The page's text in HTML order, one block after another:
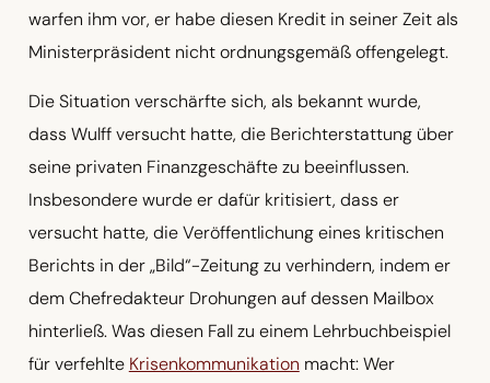
warfen ihm vor, er habe diesen Kredit in seiner Zeit als
Ministerpräsident nicht ordnungsgemäß offengelegt.
Die Situation verschärfte sich, als bekannt wurde,
dass Wulff versucht hatte, die Berichterstattung über
seine privaten Finanzgeschäfte zu beeinflussen.
Insbesondere wurde er dafür kritisiert, dass er
versucht hatte, die Veröffentlichung eines kritischen
Berichts in der „Bild“-Zeitung zu verhindern, indem er
dem Chefredakteur Drohungen auf dessen Mailbox
hinterließ. Was diesen Fall zu einem Lehrbuchbeispiel
für verfehlte Krisenkommunikation macht: Wer